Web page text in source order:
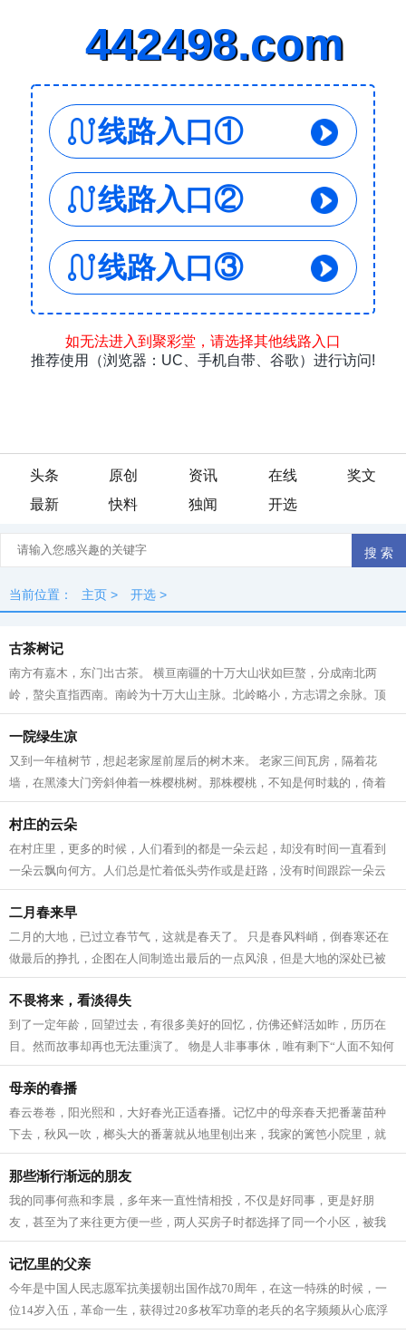
头条 原创 资讯 在线
奖文
最新
快料 独闻 开选
当前位置： 主页 > 开选 >
古茶树记
南方有嘉木，东门出古茶。 横亘南疆的十万大山状如巨螯，分成南北两
岭，螯尖直指西南。南岭为十万大山主脉。北岭略小，方志谓之余脉。顶
峰名雷浦茶。我以为地名有误，为何不是...
一院绿生凉
又到一年植树节，想起老家屋前屋后的树木来。 老家三间瓦房，隔着花
墙，在黑漆大门旁斜伸着一株樱桃树。那株樱桃，不知是何时栽的，倚着
水沟，长得歪歪扭扭，却极力把身子倚向...
村庄的云朵
在村庄里，更多的时候，人们看到的都是一朵云起，却没有时间一直看到
一朵云飘向何方。人们总是忙着低头劳作或是赶路，没有时间跟踪一朵云
的去向。 我奶奶有时候在院子里手搭凉...
二月春来早
二月的大地，已过立春节气，这就是春天了。 只是春风料峭，倒春寒还在
做最后的挣扎，企图在人间制造出最后的一点风浪，但是大地的深处已被
喊醒，春天的温暖势不可挡，无论是天...
不畏将来，看淡得失
到了一定年龄，回望过去，有很多美好的回忆，仿佛还鲜活如昨，历历在
目。然而故事却再也无法重演了。 物是人非事事休，唯有剩下“人面不知何
处去，桃花依旧笑春风”的无奈感伤...
母亲的春播
春云卷卷，阳光熙和，大好春光正适春播。记忆中的母亲春天把番薯苗种
下去，秋风一吹，榔头大的番薯就从地里刨出来，我家的篱笆小院里，就
有了一个个番薯堆成的小山头。 春天万...
那些渐行渐远的朋友
我的同事何燕和李晨，多年来一直性情相投，不仅是好同事，更是好朋
友，甚至为了来往更方便一些，两人买房子时都选择了同一个小区，被我
们称为一对“形影不离的姐妹花”。 可是...
记忆里的父亲
今年是中国人民志愿军抗美援朝出国作战70周年，在这一特殊的时候，一
位14岁入伍，革命一生，获得过20多枚军功章的老兵的名字频频从心底浮
起，他就是“王帮民”---我的父亲。 当年...